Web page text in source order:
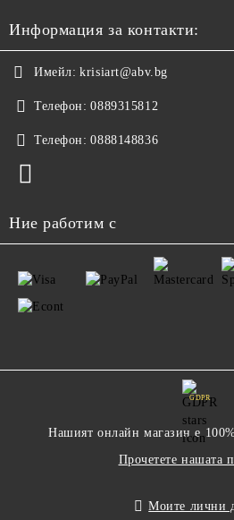
Информация за контакти:
Имейл: krisiart@abv.bg
Телефон: 0889315812
Телефон: 0888148836
Ние работим с
GDPR
Нашият онлайн магазин е
Прочетете нашата
Моите лични